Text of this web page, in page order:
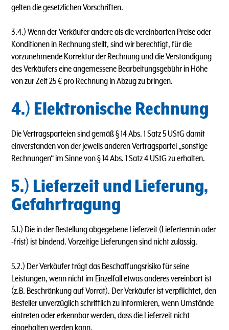
gelten die gesetzlichen Vorschriften.
3.4.) Wenn der Verkäufer andere als die vereinbarten Preise oder
Konditionen in Rechnung stellt, sind wir berechtigt, für die
vorzunehmende Korrektur der Rechnung und die Verständigung
des Verkäufers eine angemessene Bearbeitungsgebühr in Höhe
von zur Zeit 25 € pro Rechnung in Abzug zu bringen.
4.) Elektronische Rechnung
Die Vertragsparteien sind gemäß § 14 Abs. 1 Satz 5 UStG damit
einverstanden von der jeweils anderen Vertragspartei „sonstige
Rechnungen“ im Sinne von § 14 Abs. 1 Satz 4 UStG zu erhalten.
5.) Lieferzeit und Lieferung,
Gefahrtragung
5.1.) Die in der Bestellung abgegebene Lieferzeit (Liefertermin oder
-frist) ist bindend. Vorzeitige Lieferungen sind nicht zulässig.
5.2.) Der Verkäufer trägt das Beschaffungsrisiko für seine
Leistungen, wenn nicht im Einzelfall etwas anderes vereinbart ist
(z.B. Beschränkung auf Vorrat). Der Verkäufer ist verpflichtet, den
Besteller unverzüglich schriftlich zu informieren, wenn Umstände
eintreten oder erkennbar werden, dass die Lieferzeit nicht
eingehalten werden kann.